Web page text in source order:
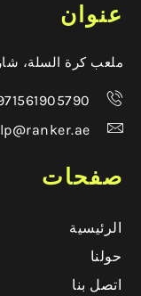
عنوان
ملعب كرة السلة، شارع 28، مدينة محمد بن زايد،
صفحات
الرئيسية
حولنا
اتصل بنا